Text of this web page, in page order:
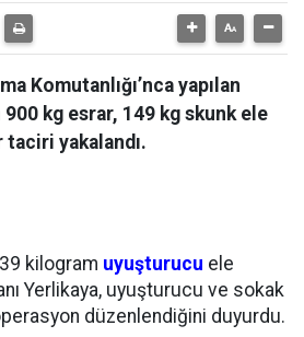
Komutanlığı’nca yapılan
kg esrar, 149 kg skunk ele
yakalandı.
kilogram uyuşturucu ele
Yerlikaya, uyuşturucu ve sokak
düzenlendiğini duyurdu.